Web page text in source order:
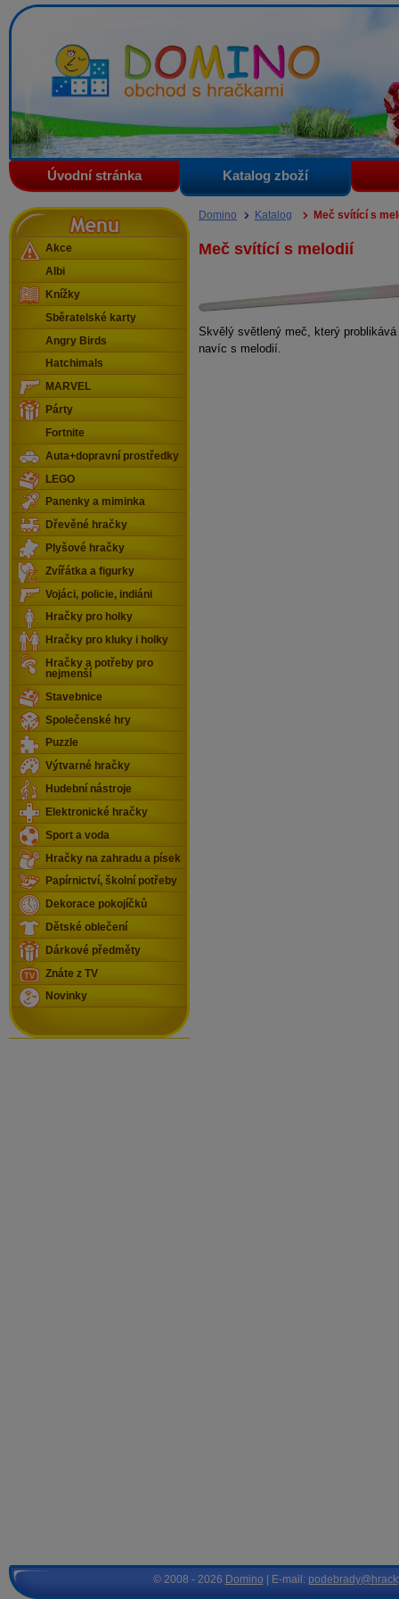
Domino - obchod s hračkami
Úvodní stránka Katalog zboží
Domino Katalog Meč svítící s
Meč svítící s melodií
Skvělý světlený meč, který
navíc s melodií.
Menu
Akce
Albi
Knížky
Sběratelské karty
Angry Birds
Hatchimals
MARVEL
Párty
Fortnite
Auta+dopravní prostředky
LEGO
Panenky a miminka
Dřevěné hračky
Plyšové hračky
Zvířátka a figurky
Vojáci, policie, indiáni
Hračky pro holky
Hračky pro kluky i holky
Hračky a potřeby pro
nejmenší
Stavebnice
Společenské hry
Puzzle
Výtvarné hračky
Hudební nástroje
Elektronické hračky
Sport a voda
Hračky na zahradu a písek
Papírnictví, školní potřeby
Dekorace pokojíčků
Dětské oblečení
Dárkové předměty
Znáte z TV
Novinky
© 2008 - 2026 Domino | E-mail: